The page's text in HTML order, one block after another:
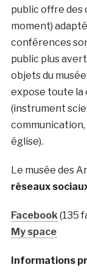
public offre des
moment)
conférences
public plus
objets du
expose toute la
(instrument
église).
Le musée des
réseaux
Facebook(135
My space
Informations